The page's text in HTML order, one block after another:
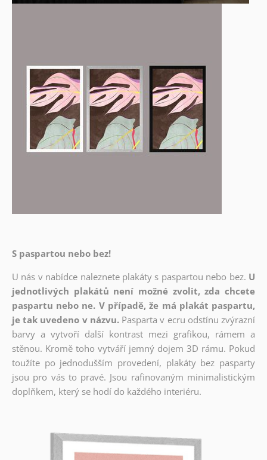
S paspartou nebo bez!
U nás v nabídce naleznete plakáty s paspartou nebo bez. U
jednotlivých plakátů není možné zvolit, zda chcete
paspartu nebo ne. V případě, že má plakát paspartu,
je tak uvedeno v názvu. Pasparta v ecru odstínu zvýrazní
barvy a vytvoří další kontrast mezi grafikou, rámem a
stěnou. Kromě toho vytváří jemný dojem 3D rámu. Pokud
toužíte po jednodušším provedení, plakáty bez pasparty
jsou pro vás to pravé. Jsou rafinovaným minimalistickým
doplňkem, který se hodí do každého interiéru.